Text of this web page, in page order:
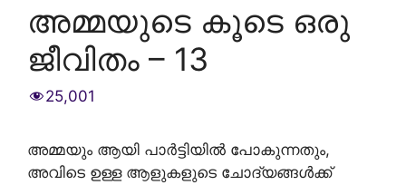
അമ്മയുടെ കൂടെ ഒരു
ജീവിതം – 13
25,001
അമ്മയും ആയി പാർട്ടിയിൽ പോകുന്നതും,
അവിടെ ഉള്ള ആളുകളുടെ ചോദ്യങ്ങൾക്ക്